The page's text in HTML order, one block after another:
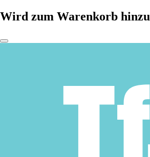
Wird zum Warenkorb